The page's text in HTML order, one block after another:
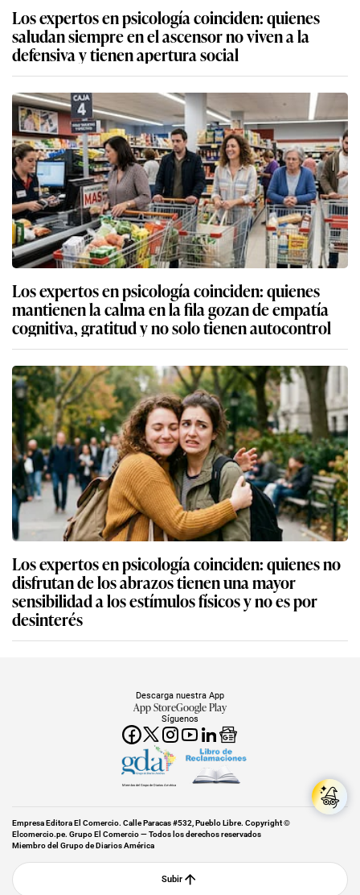
Los expertos en psicología coinciden: quienes
saludan siempre en el ascensor no viven a la
defensiva y tienen apertura social
Los expertos en psicología coinciden: quienes
mantienen la calma en la fila gozan de empatía
cognitiva, gratitud y no solo tienen autocontrol
Los expertos en psicología coinciden: quienes no
disfrutan de los abrazos tienen una mayor
sensibilidad a los estímulos físicos y no es por
desinterés
Síguenos
Descarga nuestra App
App StoreGoogle Play
Miembro del Grupo de Diarios América
Empresa Editora El Comercio. Calle Paracas #532, Pueblo Libre. Copyright ©
Elcomercio.pe. Grupo El Comercio — Todos los derechos reservados
Miembro del Grupo de Diarios América
Subir